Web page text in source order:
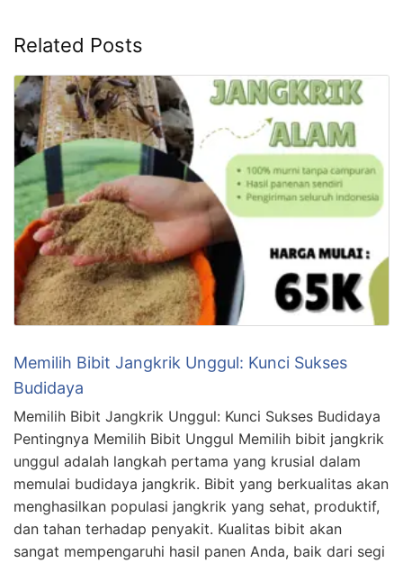
Related Posts
Memilih Bibit Jangkrik Unggul: Kunci Sukses
Budidaya
Memilih Bibit Jangkrik Unggul: Kunci Sukses Budidaya
Pentingnya Memilih Bibit Unggul Memilih bibit jangkrik
unggul adalah langkah pertama yang krusial dalam
memulai budidaya jangkrik. Bibit yang berkualitas akan
menghasilkan populasi jangkrik yang sehat, produktif,
dan tahan terhadap penyakit. Kualitas bibit akan
sangat mempengaruhi hasil panen Anda, baik dari segi